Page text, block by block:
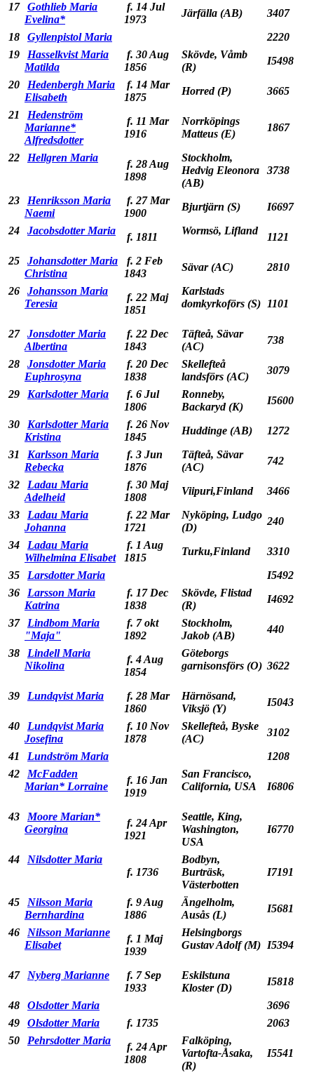
17
Gothlieb Maria
Evelina*
f. 14 Jul
1973
Järfälla (AB)
3407
18
Gyllenpistol Maria
2220
19
Hasselkvist Maria
Matilda
f. 30 Aug
1856
Skövde, Våmb
(R)
I5498
20
Hedenbergh Maria
Elisabeth
f. 14 Mar
1875
Horred (P)
3665
21
Hedenström
Marianne*
Alfredsdotter
f. 11 Mar
1916
Norrköpings
Matteus (E)
1867
22 Hellgren Maria
f. 28 Aug
1898
Stockholm,
Hedvig Eleonora
(AB)
3738
23
Henriksson Maria
Naemi
f. 27 Mar
1900
Bjurtjärn (S)
I6697
24
Jacobsdotter Maria
f. 1811
Wormsö, Lifland
1121
25
Johansdotter Maria
Christina
f. 2 Feb
1843
Sävar (AC)
2810
26
Johansson Maria
Teresia
f. 22 Maj
1851
Karlstads
domkyrkoförs (S)
1101
27
Jonsdotter Maria
Albertina
f. 22 Dec
1843
Täfteå, Sävar
(AC)
738
28
Jonsdotter Maria
Euphrosyna
f. 20 Dec
1838
Skellefteå
landsförs (AC)
3079
29
Karlsdotter Maria
f. 6 Jul
1806
Ronneby,
Backaryd (K)
I5600
30
Karlsdotter Maria
Kristina
f. 26 Nov
1845
Huddinge (AB)
1272
31
Karlsson Maria
Rebecka
f. 3 Jun
1876
Täfteå, Sävar
(AC)
742
32
Ladau Maria
Adelheid
f. 30 Maj
1808
Viipuri,Finland
3466
33
Ladau Maria
Johanna
f. 22 Mar
1721
Nyköping, Ludgo
(D)
240
34
Ladau Maria
Wilhelmina Elisabet
f. 1 Aug
1815
Turku,Finland
3310
35
Larsdotter Maria
I5492
36
Larsson Maria
Katrina
f. 17 Dec
1838
Skövde, Flistad
(R)
I4692
37
Lindbom Maria
"Maja"
f. 7 okt
1892
Stockholm,
Jakob (AB)
440
38
Lindell Maria
Nikolina
f. 4 Aug
1854
Göteborgs
garnisonsförs (O) 3622
39 Lundqvist Maria
f. 28 Mar
1860
Härnösand,
Viksjö (Y)
I5043
40
Lundqvist Maria
Josefina
f. 10 Nov
1878
Skellefteå, Byske
(AC)
3102
41
Lundström Maria
1208
42
McFadden
Marian* Lorraine
f. 16 Jan
1919
San Francisco,
California, USA
I6806
43
Moore Marian*
Georgina
f. 24 Apr
1921
Seattle, King,
Washington,
USA
I6770
44
Nilsdotter Maria
f. 1736
Bodbyn,
Burträsk,
Västerbotten
I7191
45
Nilsson Maria
Bernhardina
f. 9 Aug
1886
Ängelholm,
Ausås (L)
I5681
46
Nilsson Marianne
Elisabet
f. 1 Maj
1939
Helsingborgs
Gustav Adolf (M) I5394
47 Nyberg Marianne
f. 7 Sep
1933
Eskilstuna
Kloster (D)
I5818
48
Olsdotter Maria
3696
49
Olsdotter Maria f. 1735
2063
50
Pehrsdotter Maria
f. 24 Apr
1808
Falköping,
Vartofta-Åsaka,
(R)
I5541